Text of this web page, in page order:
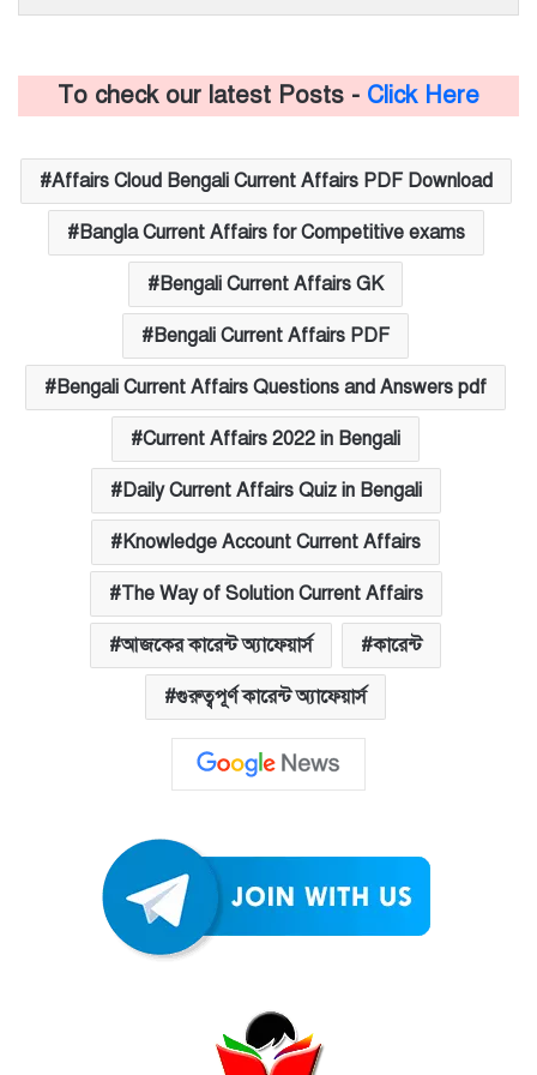
To check our latest Posts - Click Here
Affairs Cloud Bengali Current Affairs PDF Download
Bangla Current Affairs for Competitive exams
Bengali Current Affairs GK
Bengali Current Affairs PDF
Bengali Current Affairs Questions and Answers pdf
Current Affairs 2022 in Bengali
Daily Current Affairs Quiz in Bengali
Knowledge Account Current Affairs
The Way of Solution Current Affairs
আজকের কারেন্ট অ্যাফেয়ার্স কারেন্ট
গুরুত্বপূর্ণ কারেন্ট অ্যাফেয়ার্স